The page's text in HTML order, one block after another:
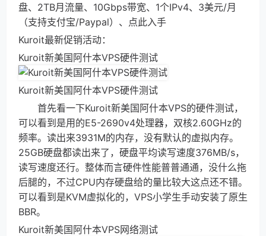
盘、2TB月流量、10Gbps带宽、1个IPv4、3美元/月
（支持支付宝/Paypal）、点此入手
Kuroit最新促销活动：
Kuroit新美国阿什本VPS硬件测试
Kuroit新美国阿什本VPS硬件测试
首先看一下Kuroit新美国阿什本VPS的硬件测试，
可以看到是用的E5-2690v4处理器，双核2.60GHz的
频率。读出来3931M的内存，没有默认的虚拟内存。
25GB硬盘都读出来了，硬盘平均读写速度376MB/s，
读写速度还行。整体而言硬件性能普普通通，没什么拖
后腿的，不过CPU内存硬盘给的量比较大这点还不错。
可以看到是KVM虚拟化的，VPS小学生手动安装了原生
BBR。
Kuroit新美国阿什本VPS网络测试